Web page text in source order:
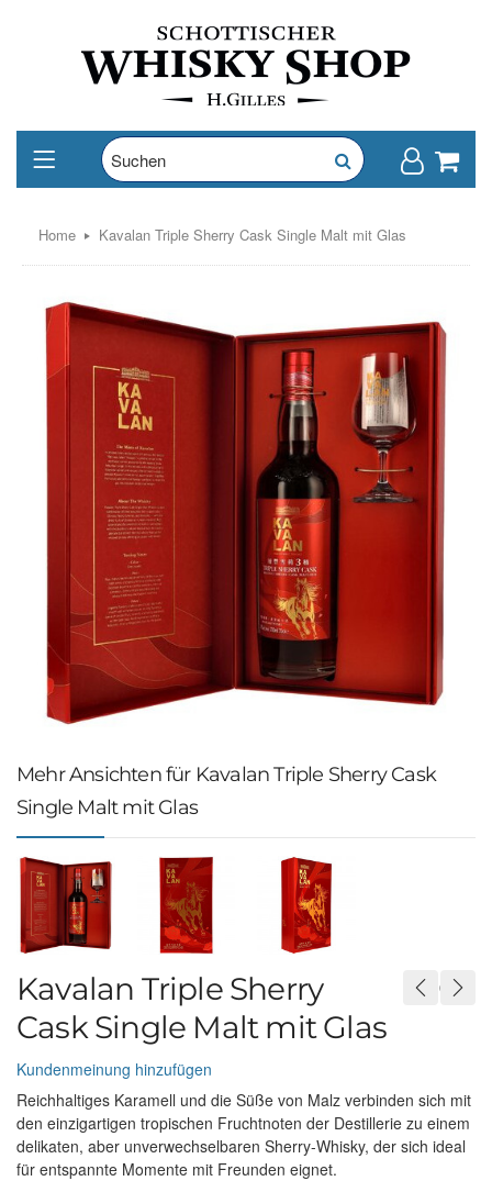
Home Kavalan Triple Sherry Cask Single Malt mit Glas
Mehr Ansichten für Kavalan Triple Sherry Cask
Single Malt mit Glas
Kavalan Triple Sherry
Cask Single Malt mit Glas
Kundenmeinung hinzufügen
Reichhaltiges Karamell und die Süße von Malz verbinden sich mit
den einzigartigen tropischen Fruchtnoten der Destillerie zu einem
delikaten, aber unverwechselbaren Sherry-Whisky, der sich ideal
für entspannte Momente mit Freunden eignet.